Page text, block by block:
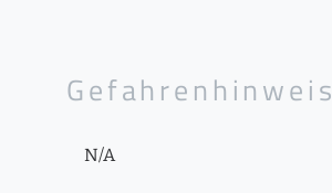
Gefahrenhinweis
N/A